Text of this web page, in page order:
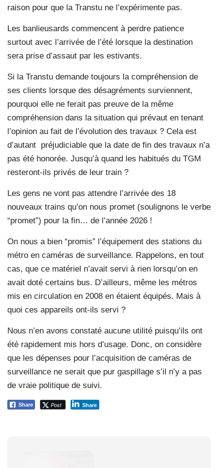
raison pour que la Transtu ne l’expérimente pas.
Les banlieusards commencent à perdre patience
surtout avec l’arrivée de l’été lorsque la destination
sera prise d’assaut par les estivants.
Si la Transtu demande toujours la compréhension de
ses clients lorsque des désagréments surviennent,
pourquoi elle ne ferait pas preuve de la même
compréhension dans la situation qui prévaut en tenant
l’opinion au fait de l’évolution des travaux ? Cela est
d’autant préjudiciable que la date de fin des travaux n’a
pas été honorée. Jusqu’à quand les habitués du TGM
resteront-ils privés de leur train ?
Les gens ne vont pas attendre l’arrivée des 18
nouveaux trains qu’on nous promet (soulignons le verbe
“promet”) pour la fin… de l’année 2026 !
On nous a bien “promis” l’équipement des stations du
métro en caméras de surveillance. Rappelons, en tout
cas, que ce matériel n’avait servi à rien lorsqu’on en
avait doté certains bus. D’ailleurs, même les métros
mis en circulation en 2008 en étaient équipés. Mais à
quoi ces appareils ont-ils servi ?
Nous n’en avons constaté aucune utilité puisqu’ils ont
été rapidement mis hors d’usage. Donc, on considère
que les dépenses pour l’acquisition de caméras de
surveillance ne serait que pur gaspillage s’il n’y a pas
de vraie politique de suivi.
Share Post Share